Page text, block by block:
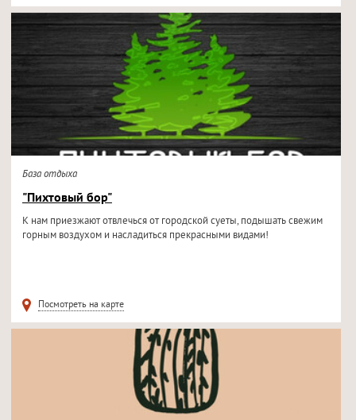
База отдыха
"Пихтовый бор"
К нам приезжают отвлечься от городской суеты, подышать свежим
горным воздухом и насладиться прекрасными видами!
Посмотреть на карте